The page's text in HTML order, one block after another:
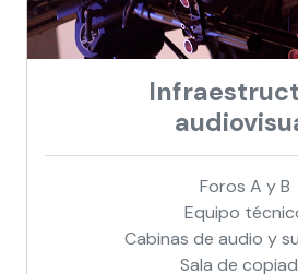
Foros A y B
Equipo
Cabinas de audio y
Sala de